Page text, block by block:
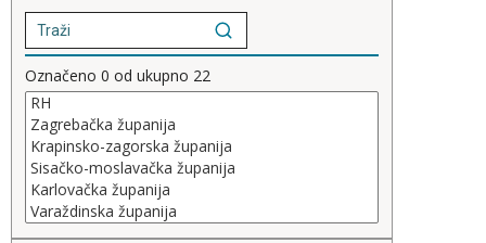
Označeno 0 od ukupno 22